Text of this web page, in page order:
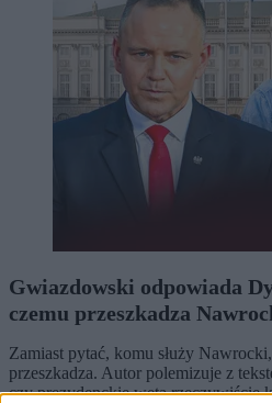
Gwiazdowski odpowiada
czemu przeszkadza
Zamiast pytać, komu służy
przeszkadza. Autor polemizuje z
czy prezydenckie weta rzeczywiście